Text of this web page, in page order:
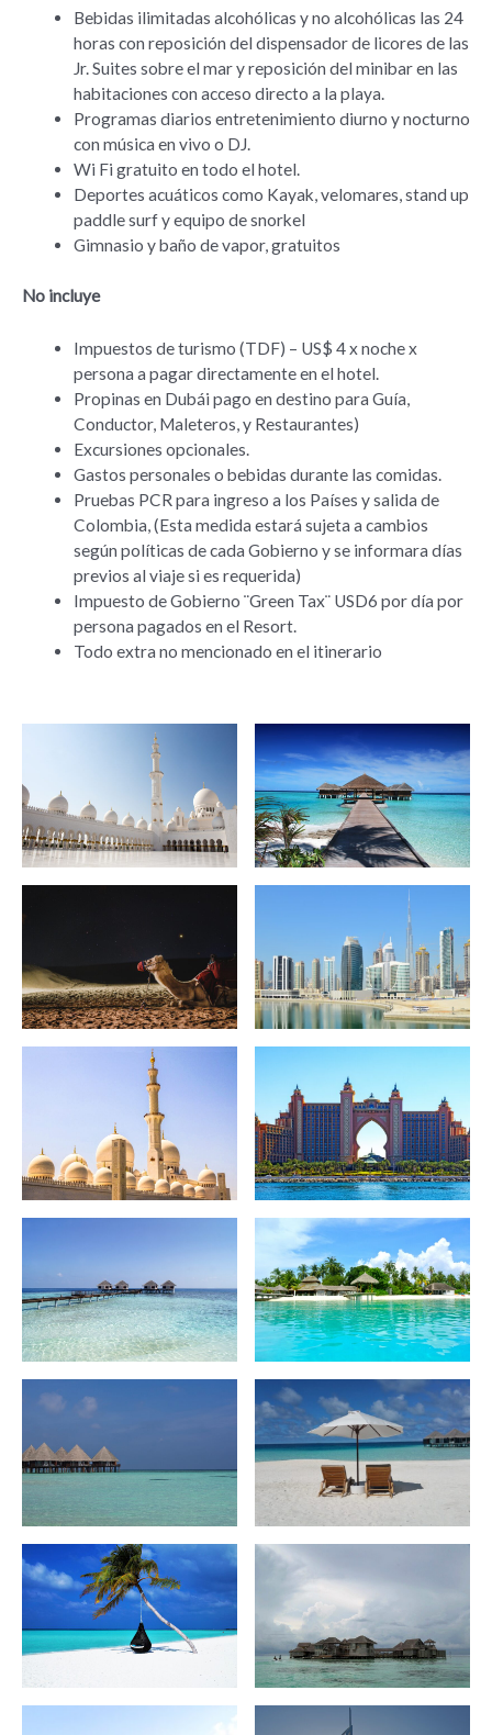
Bebidas ilimitadas alcohólicas y no alcohólicas las 24
horas con reposición del dispensador de licores de las
Jr. Suites sobre el mar y reposición del minibar en las
habitaciones con acceso directo a la playa.
Programas diarios entretenimiento diurno y nocturno
con música en vivo o DJ.
Wi Fi gratuito en todo el hotel.
Deportes acuáticos como Kayak, velomares, stand up
paddle surf y equipo de snorkel
Gimnasio y baño de vapor, gratuitos
No incluye
Impuestos de turismo (TDF) – US$ 4 x noche x
persona a pagar directamente en el hotel.
Propinas en Dubái pago en destino para Guía,
Conductor, Maleteros, y Restaurantes)
Excursiones opcionales.
Gastos personales o bebidas durante las comidas.
Pruebas PCR para ingreso a los Países y salida de
Colombia, (Esta medida estará sujeta a cambios
según políticas de cada Gobierno y se informara días
previos al viaje si es requerida)
Impuesto de Gobierno ¨Green Tax¨ USD6 por día por
persona pagados en el Resort.
Todo extra no mencionado en el itinerario